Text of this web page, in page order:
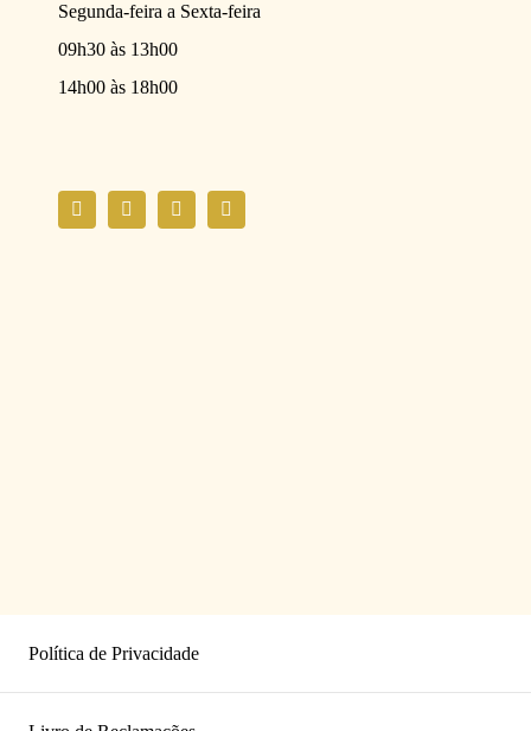
Política de Privacidade
Segunda-feira a Sexta-feira
09h30 às 13h00
14h00 às 18h00